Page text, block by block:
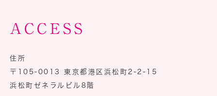
ACCESS
住所
〒105-0013東京都港区浜松町2-2-15
浜松町ゼネラルビル8階